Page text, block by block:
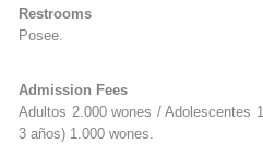
Restrooms
Posee.
Admission Fees
Adultos 2.000 wones / Adolescentes
3 años) 1.000 wones.